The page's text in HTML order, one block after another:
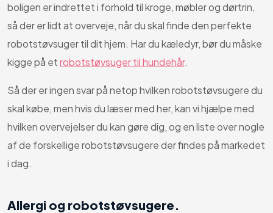
boligen er indrettet i forhold til kroge, møbler og dørtrin,
så der er lidt at overveje, når du skal finde den perfekte
robotstøvsuger til dit hjem. Har du kæledyr, bør du måske
kigge på etrobotstøvsuger til hundehår.
Så der er ingen svar på netop hvilken robotstøvsugere du
skal købe, men hvis du læser med her, kan vi hjælpe med
hvilken overvejelser du kan gøre dig, og en liste over nogle
af de forskellige robotstøvsugere der findes på markedet
i dag.
Allergi og robotstøvsugere.